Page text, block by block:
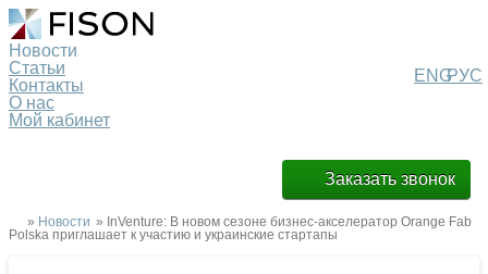
РУС
ENG
Новости
Статьи
Контакты
О нас
Мой кабинет
Заказать звонок
» Новости » InVenture: В новом сезоне бизнес-акселератор Orange Fab
Polska приглашает к участию и украинские стартапы